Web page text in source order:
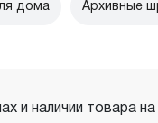
дома Архивные
и наличии товара